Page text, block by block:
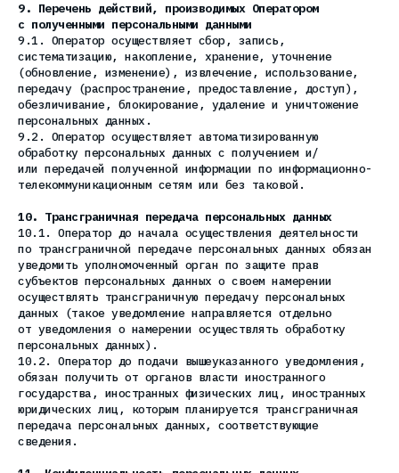
9. Перечень действий, производимых Оператором
с полученными персональными данными
9.1. Оператор осуществляет сбор, запись,
систематизацию, накопление, хранение, уточнение
(обновление, изменение), извлечение, использование,
передачу (распространение, предоставление, доступ),
обезличивание, блокирование, удаление и уничтожение
персональных данных.
9.2. Оператор осуществляет автоматизированную
обработку персональных данных с получением и/
или передачей полученной информации по информационно-
телекоммуникационным сетям или без таковой.
10. Трансграничная передача персональных данных
10.1. Оператор до начала осуществления деятельности
по трансграничной передаче персональных данных обязан
уведомить уполномоченный орган по защите прав
субъектов персональных данных о своем намерении
осуществлять трансграничную передачу персональных
данных (такое уведомление направляется отдельно
от уведомления о намерении осуществлять обработку
персональных данных).
10.2. Оператор до подачи вышеуказанного уведомления,
обязан получить от органов власти иностранного
государства, иностранных физических лиц, иностранных
юридических лиц, которым планируется трансграничная
передача персональных данных, соответствующие
сведения.